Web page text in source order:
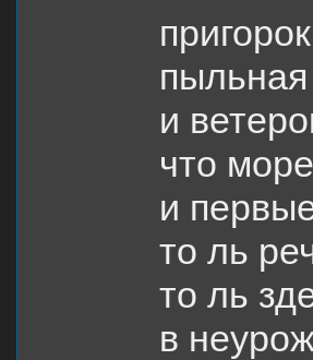
и
что
и
то ль
то ль
в